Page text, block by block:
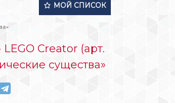
МОЙ СПИСОК
LEGO Creator (арт.
существа»